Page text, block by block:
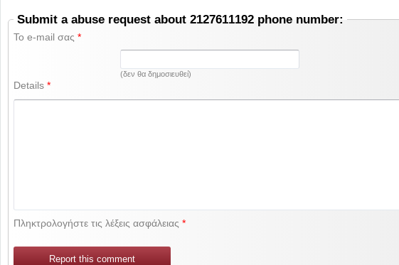
Submit a abuse request about 2127611192 phone number:
Το e-mail σας*
(δεν θα δημοσιευθεί)
Details*
Πληκτρολογήστε τις λέξεις ασφάλειας*
Report this comment